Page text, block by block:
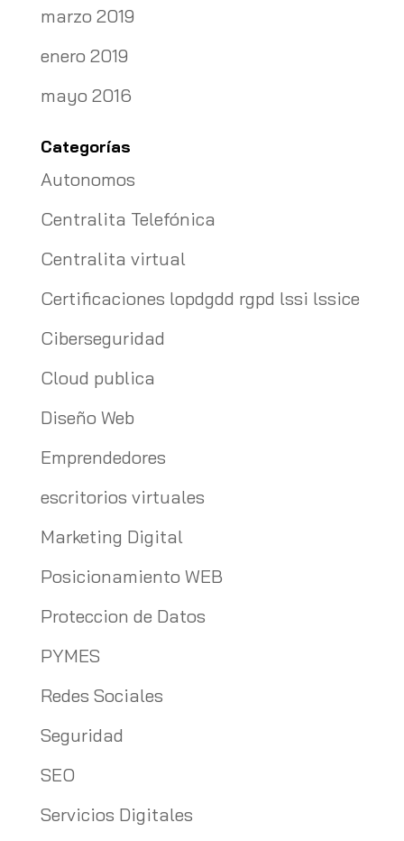
marzo 2019
enero 2019
mayo 2016
Categorías
Autonomos
Centralita Telefónica
Centralita virtual
Certificaciones lopdgdd rgpd lssi lssice
Ciberseguridad
Cloud publica
Diseño Web
Emprendedores
escritorios virtuales
Marketing Digital
Posicionamiento WEB
Proteccion de Datos
PYMES
Redes Sociales
Seguridad
SEO
Servicios Digitales